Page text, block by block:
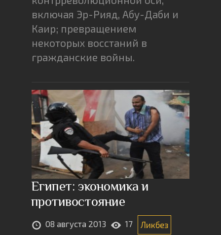
включая Эр-Рияд, Абу-Даби и
Каир; превращением
некоторых восстаний в
гражданские войны.
Египет: экономика и
противостояние
08 августа 2013 17 Ликбез